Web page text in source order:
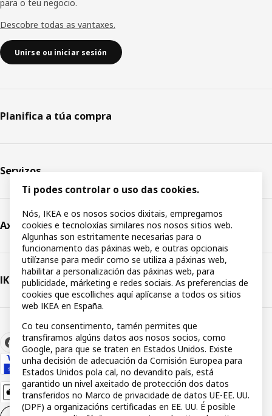
para o teu negocio.
Descobre todas as vantaxes.
Unirse ou iniciar sesión
Planifica a túa compra
Servizos
Axuda
IKEA
Ti podes controlar o uso das cookies.
Nós, IKEA e os nosos socios dixitais, empregamos
cookies e tecnoloxías similares nos nosos sitios web.
Algunhas son estritamente necesarias para o
funcionamento das páxinas web, e outras opcionais
utilízanse para medir como se utiliza a páxinas web,
habilitar a personalización das páxinas web, para
publicidade, márketing e redes sociais. As preferencias de
cookies que escolliches aquí aplícanse a todos os sitios
web IKEA en España.
Co teu consentimento, tamén permites que
transfiramos algúns datos aos nosos socios, como
Google, para que se traten en Estados Unidos. Existe
unha decisión de adecuación da Comisión Europea para
Estados Unidos pola cal, no devandito país, está
garantido un nivel axeitado de protección dos datos
transferidos no Marco de privacidade de datos UE-EE. UU.
(DPF) a organizacións certificadas en EE. UU. É posible